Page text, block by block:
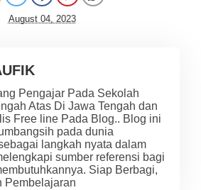
August 04, 2023
Pengajar Pada Sekolah
Atas Di Jawa Tengah dan
Free line Pada Blog.. Blog ini
pada dunia
langkah nyata dalam
sumber referensi bagi
Siap Berbagi,
Pembelajaran